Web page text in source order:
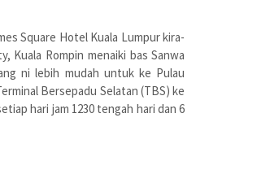
Square Hotel Kuala Lumpur kira-
Kuala Rompin menaiki bas Sanwa
ni lebih mudah untuk ke Pulau
Bersepadu Selatan (TBS) ke
hari jam 1230 tengah hari dan 6